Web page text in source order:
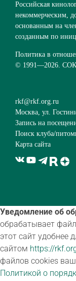
Российская
некоммерческим,
основанным на
созданным по
Политика в
© 1991—2026.
rkf@rkf.org.ru
Москва, ул.
Запись на
Поиск клуба/
Карта сайта
Уведомление об
обрабатывает
этот сайт удобнее
сайтом https://
файлов cookies
Политикой о